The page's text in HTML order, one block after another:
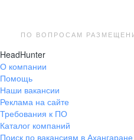
ПО ВОПРОСАМ
HeadHunter
О компании
Помощь
Наши вакансии
Реклама на сайте
Требования к ПО
Каталог компаний
Поиск по вакансиям в Ахангаране